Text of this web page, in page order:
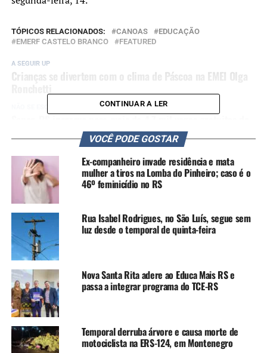
TÓPICOS RELACIONADOS: CANOAS
EDUCAÇÃO
EMERF CASTELO BRANCO
FEATURED
A SEGUIR UP
Crianças se divertem com o clima de Páscoa na EMEI Olga
Senac-RS inscreve para mais de 4,7 mil vagas gratuitas de
cursos técnicos até o fim de abril
CONTINUAR A LER
VOCÊ PODE GOSTAR
Ex-companheiro invade residência e mata
mulher a tiros na Lomba do Pinheiro; caso é o
46º feminicídio no RS
Rua Isabel Rodrigues, no São Luís, segue sem
luz desde o temporal de quinta-feira
Nova Santa Rita adere ao Educa Mais RS e
passa a integrar programa do TCE-RS
Temporal derruba árvore e causa morte de
motociclista na ERS-124, em Montenegro